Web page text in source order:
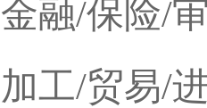
金融/保险/
加工/贸易/